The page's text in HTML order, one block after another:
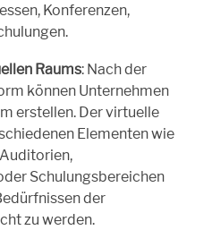
Konferenzen,
Raums: Nach der
können Unternehmen
erstellen. Der virtuelle
Elementen wie
Schulungsbereichen
der
zu werden.